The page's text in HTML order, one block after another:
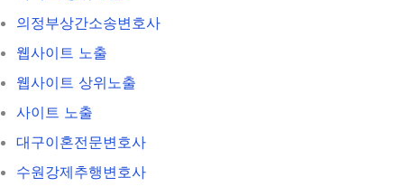
의정부상간소송변호사
웹사이트 노출
웹사이트 상위노출
사이트 노출
대구이혼전문변호사
수원강제추행변호사